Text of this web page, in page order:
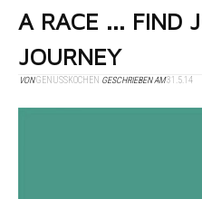
A RACE ... FIND
JOURNEY
VONGENUSSKOCHEN GESCHRIEBEN AM31.5.14